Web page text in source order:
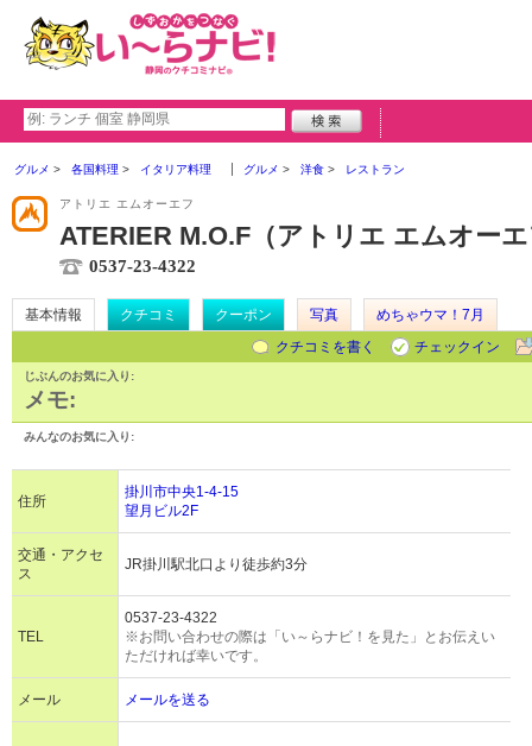
グルメ 各国料理 イタリア料理 グルメ 洋食 レストラン
アトリエ エムオーエフ
ATERIER M.O.F（アトリエ エムオー
0537-23-4322
基本情報 クチコミ クーポン 写真
めちゃウマ！7月
クチコミを書く
チェックイン
じぶんのお気に入り:
メモ:
みんなのお気に入り:
住所
掛川市中央1-4-15
望月ビル2F
交通・アクセ
ス
JR掛川駅北口より徒歩約3分
TEL
0537-23-4322
※お問い合わせの際は「い～らナビ！を見た」とお伝えい
ただければ幸いです。
メール メールを送る